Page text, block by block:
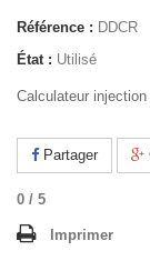
Référence : DDCR
État : Utilisé
Calculateur
Partager
0 / 5
Imprimer